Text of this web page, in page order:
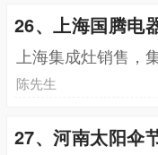
26、上海国腾电
上海集成灶销售，
陈先生
27、河南太阳伞